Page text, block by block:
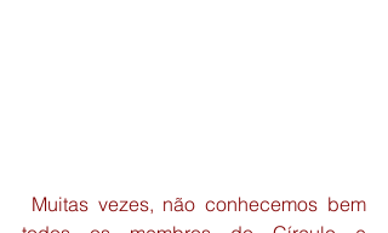
Muitas vezes, não conhecemos bem